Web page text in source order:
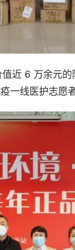
近 6 万余元
线医护志愿